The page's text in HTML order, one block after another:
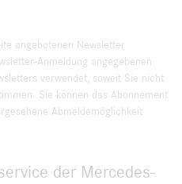
angebotenen Newsletter
Anmeldung angegebenen
verwendet, soweit Sie nicht
Sie können das Abonnement
Abmeldemöglichkeit
der Mercedes-